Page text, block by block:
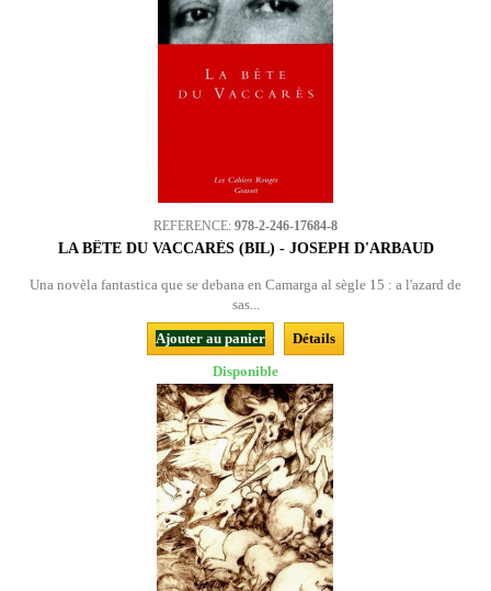
REFERENCE: 978-2-246-17684-8
LA BÊTE DU VACCARÈS (BIL) - JOSEPH D'ARBAUD
Una novèla fantastica que se debana en Camarga al sègle 15 : a l'azard de
sas...
Ajouter au panier
Détails
Disponible